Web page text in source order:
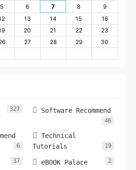
5 6 7 8
9
13 14 15
16
20 21 22
23
27 28 29
30
327  Software Recommend
46
6

Technical
Tutorials
19
37  eBOOK Palace 2